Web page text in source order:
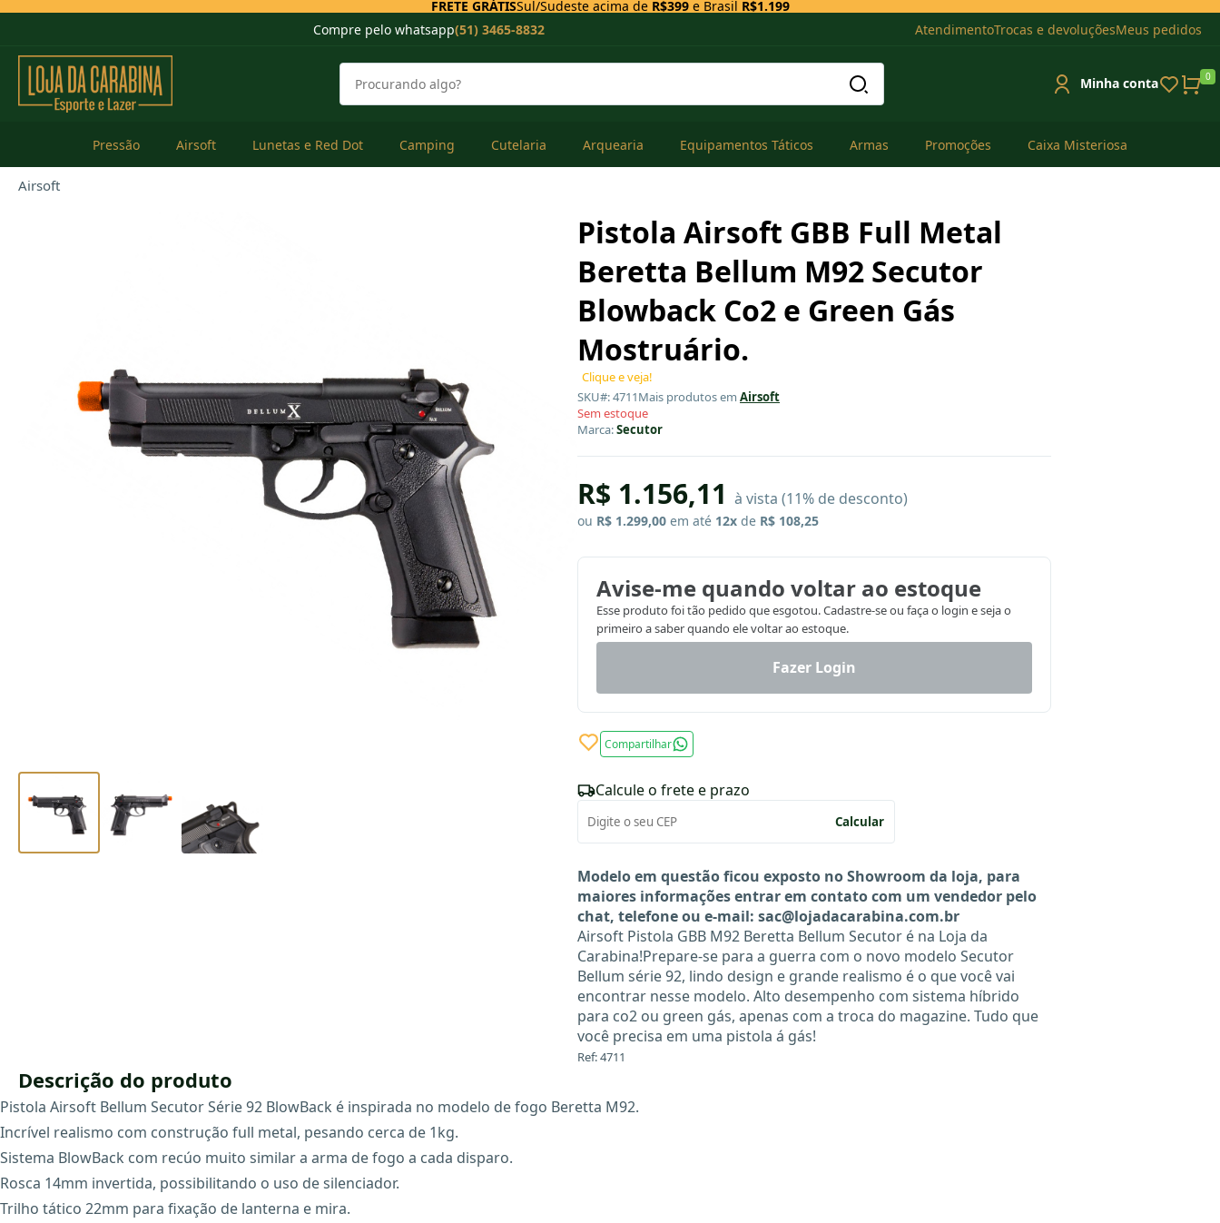
FRETE GRÁTISSul/Sudeste acima de R$399e Brasil R$1.199
Compre pelo whatsapp(51) 3465-8832 AtendimentoTrocas e devoluçõesMeus pedidos
Minha conta 0
Pressão Airsoft Lunetas e Red Dot Camping Cutelaria Arquearia Equipamentos Táticos Armas Promoções Caixa Misteriosa
Airsoft
Pistola Airsoft GBB Full Metal
Beretta Bellum M92 Secutor
Blowback Co2 e Green Gás
Mostruário.
Clique e veja!
SKU#: 4711Mais produtos em Airsoft
Sem estoque
Marca:Secutor
R$ 1.156,11 à vista (11% de desconto)
ou R$ 1.299,00 em até 12x de R$ 108,25
Avise-me quando voltar ao estoque
Esse produto foi tão pedido que esgotou. Cadastre-se ou faça o login e seja o
primeiro a saber quando ele voltar ao estoque.
Fazer Login
Compartilhar
Calcule o frete e prazo
Calcular
Modelo em questão ficou exposto no Showroom da loja, para
maiores informações entrar em contato com um vendedor pelo
chat, telefone ou e-mail: sac@lojadacarabina.com.br
Airsoft Pistola GBB M92 Beretta Bellum Secutor é na Loja da
Carabina!Prepare-se para a guerra com o novo modelo Secutor
Bellum série 92, lindo design e grande realismo é o que você vai
encontrar nesse modelo. Alto desempenho com sistema híbrido
para co2 ou green gás, apenas com a troca do magazine. Tudo que
você precisa em uma pistola á gás!
Ref: 4711
Descrição do produto
Pistola Airsoft Bellum Secutor Série 92 BlowBack é inspirada no modelo de fogo Beretta M92.
Incrível realismo com construção full metal, pesando cerca de 1kg.
Sistema BlowBack com recúo muito similar a arma de fogo a cada disparo.
Rosca 14mm invertida, possibilitando o uso de silenciador.
Trilho tático 22mm para fixação de lanterna e mira.